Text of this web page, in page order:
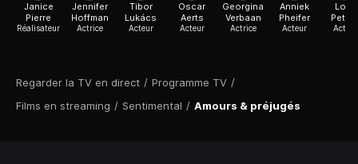
Regarder la TV en direct / Programme TV /
Films en streaming / Sentimental / Amours & préjugés
Janice
Pierre
Réalisateur
Jennifer
Hoffman
Actrice
Tibor
Lukács
Acteur
Oscar
Aerts
Acteur
Georgina
Verbaan
Actrice
Anniek
Pheifer
Acteur
Loek
Acteur